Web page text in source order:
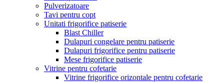
Pulverizatoare
Tavi pentru copt
Unitati frigorifice patiserie
Blast Chiller
Dulapuri congelare pentru patiserie
Dulapuri frigorifice pentru patiserie
Mese frigorifice patiserie
Vitrine pentru cofetarie
Vitrine frigorifice orizontale pentru cofetarie